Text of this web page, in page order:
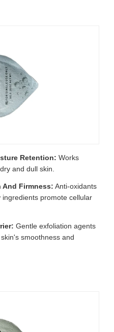
Retention: Works
and dull skin.
And Firmness: Anti-oxidants
promote cellular
Gentle exfoliation agents
smoothness and